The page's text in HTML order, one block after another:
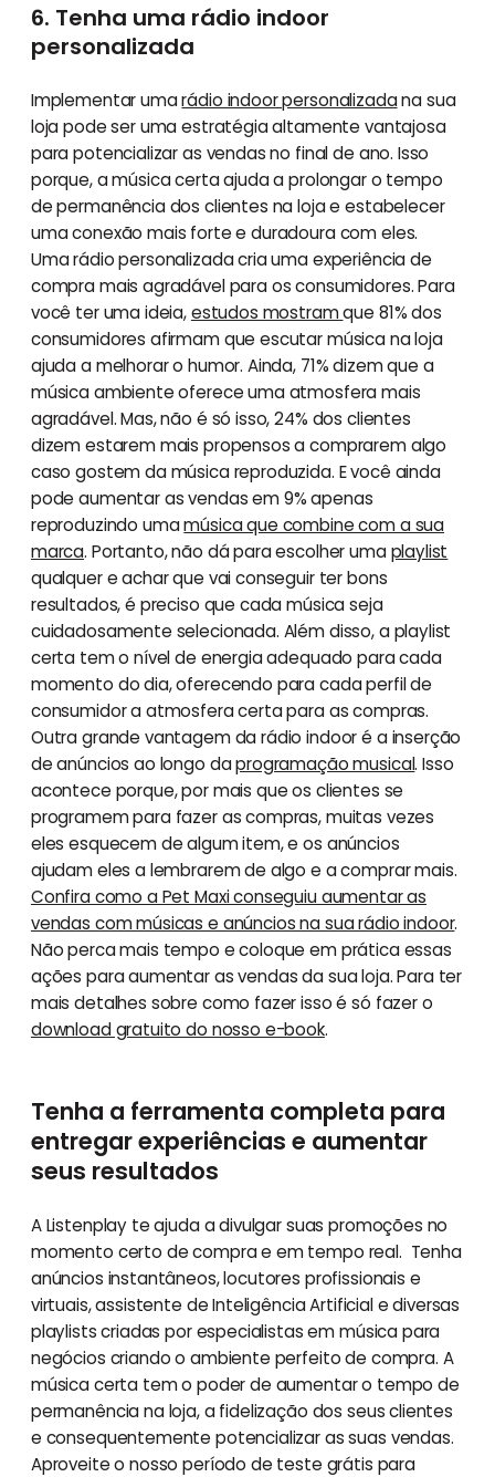
6. Tenha uma rádio indoor
personalizada
Implementar umarádio indoor personalizadana sua
loja pode ser uma estratégia altamente vantajosa
para potencializar as vendas no final de ano. Isso
porque, a música certa ajuda a prolongar o tempo
de permanência dos clientes na loja e estabelecer
uma conexão mais forte e duradoura com eles.
Uma rádio personalizada cria uma experiência de
compra mais agradável para os consumidores. Para
você ter uma ideia,estudos mostramque 81% dos
consumidores afirmam que escutar música na loja
ajuda a melhorar o humor. Ainda, 71% dizem que a
música ambiente oferece uma atmosfera mais
agradável. Mas, não é só isso, 24% dos clientes
dizem estarem mais propensos a comprarem algo
caso gostem da música reproduzida. E você ainda
pode aumentar as vendas em 9% apenas
reproduzindo umamúsica que combine com a sua
marca. Portanto, não dá para escolher umaplaylist
qualquer e achar que vai conseguir ter bons
resultados, é preciso que cada música seja
cuidadosamente selecionada. Além disso, a playlist
certa tem o nível de energia adequado para cada
momento do dia, oferecendo para cada perfil de
consumidor a atmosfera certa para as compras.
Outra grande vantagem da rádio indoor é a inserção
de anúncios ao longo daprogramação musical. Isso
acontece porque, por mais que os clientes se
programem para fazer as compras, muitas vezes
eles esquecem de algum item, e os anúncios
ajudam eles a lembrarem de algo e a comprar mais.
Confira como a Pet Maxi conseguiu aumentar as
vendas com músicas e anúncios na sua rádio indoor.
Não perca mais tempo e coloque em prática essas
ações para aumentar as vendas da sua loja. Para ter
mais detalhes sobre como fazer isso é só fazer o
download gratuito do nosso e-book.
Tenha a ferramenta completa para
entregar experiências e aumentar
seus resultados
A Listenplay te ajuda a divulgar suas promoções no
momento certo de compra e em tempo real. Tenha
anúncios instantâneos, locutores profissionais e
virtuais, assistente de Inteligência Artificial e diversas
playlists criadas por especialistas em música para
negócios criando o ambiente perfeito de compra. A
música certa tem o poder de aumentar o tempo de
permanência na loja, a fidelização dos seus clientes
e consequentemente potencializar as suas vendas.
Aproveite o nosso período de teste grátis para